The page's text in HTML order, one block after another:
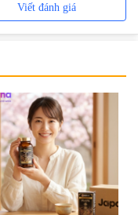
Viết đánh giá